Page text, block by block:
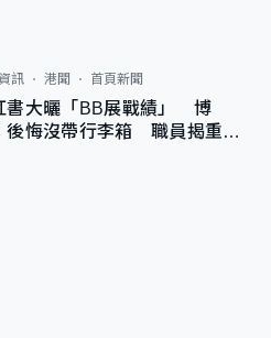
訊 港聞 首頁新聞
書大曬「BB展戰績」 博
後悔沒帶行李箱 職員揭重複